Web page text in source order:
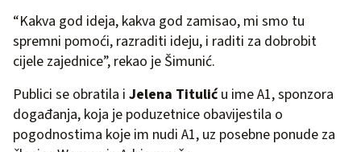
“Kakva god ideja, kakva god zamisao, mi smo tu
spremni pomoći, razraditi ideju, i raditi za dobrobit
cijele zajednice”, rekao je Šimunić.
Publici se obratila i Jelena Tituliću ime A1, sponzora
događanja, koja je poduzetnice obavijestila o
pogodnostima koje im nudi A1, uz posebne ponude za